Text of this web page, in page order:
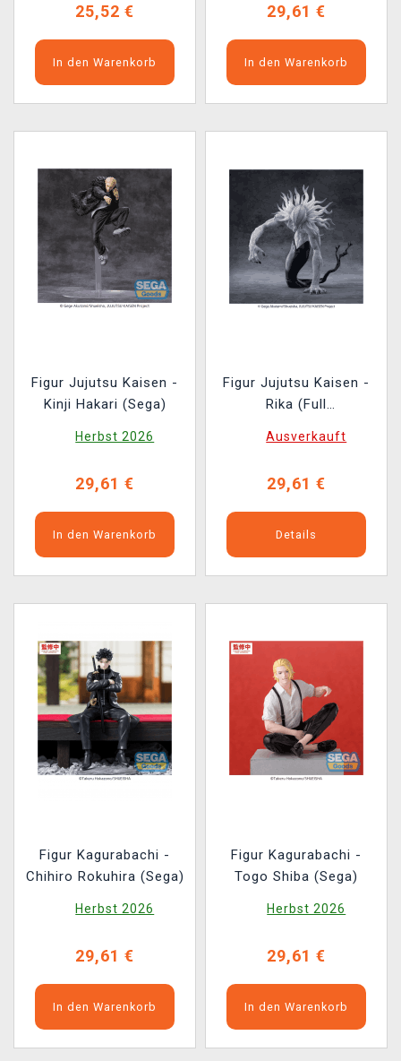
25,52 €
In den Warenkorb
29,61 €
In den Warenkorb
Figur Jujutsu Kaisen -
Kinji Hakari (Sega)
Herbst 2026
29,61 €
In den Warenkorb
Figur Jujutsu Kaisen -
Rika (Full
Ausverkauft
29,61 €
Details
Figur Kagurabachi -
Chihiro Rokuhira (Sega)
Herbst 2026
29,61 €
In den Warenkorb
Figur Kagurabachi -
Togo Shiba (Sega)
Herbst 2026
29,61 €
In den Warenkorb